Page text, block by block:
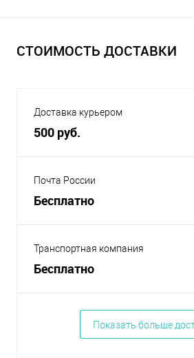
СТОИМОСТЬ ДОСТАВКИ
Доставка курьером
500 руб.
Почта России
Бесплатно
Транспортная компания
Бесплатно
Показать больше